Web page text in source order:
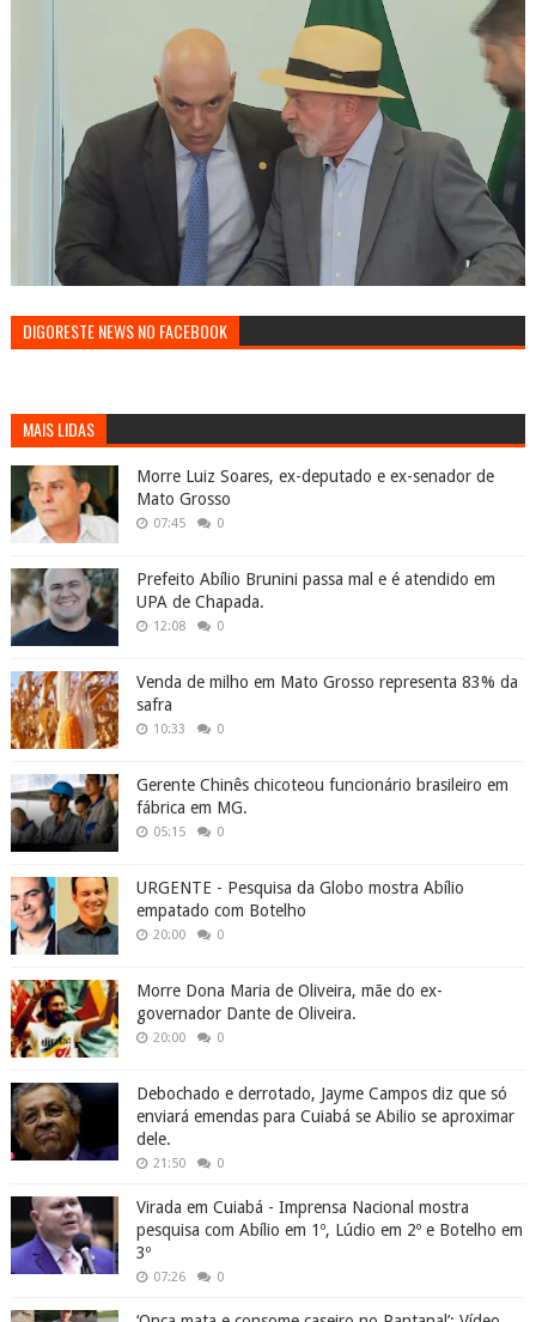
DIGORESTE NEWS NO FACEBOOK
MAIS LIDAS
Morre Luiz Soares, ex-deputado e ex-senador de
Mato Grosso
07:45 0
Prefeito Abílio Brunini passa mal e é atendido em
UPA de Chapada.
12:08 0
Venda de milho em Mato Grosso representa 83% da
safra
10:33 0
Gerente Chinês chicoteou funcionário brasileiro em
fábrica em MG.
05:15 0
URGENTE - Pesquisa da Globo mostra Abílio
empatado com Botelho
20:00 0
Morre Dona Maria de Oliveira, mãe do ex-
governador Dante de Oliveira.
20:00 0
Debochado e derrotado, Jayme Campos diz que só
enviará emendas para Cuiabá se Abilio se aproximar
dele.
21:50 0
Virada em Cuiabá - Imprensa Nacional mostra
pesquisa com Abílio em 1º, Lúdio em 2º e Botelho em
3º
07:26 0